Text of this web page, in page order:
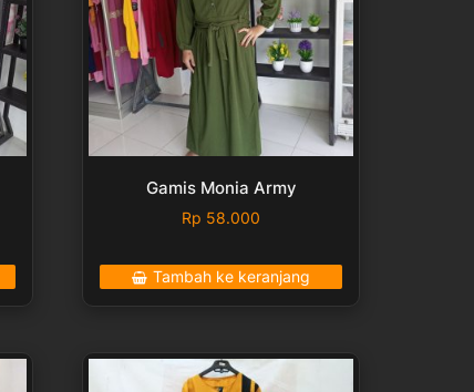
Gamis Monia Army
Rp 58.000
Tambah ke keranjang